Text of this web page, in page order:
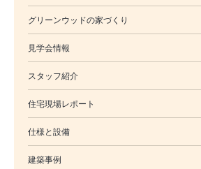
グリーンウッドの家づくり
見学会情報
スタッフ紹介
住宅現場レポート
仕様と設備
建築事例